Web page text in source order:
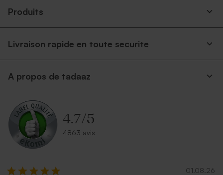
Produits
Livraison rapide en toute securite
A propos de tadaaz
4.7/5
4863 avis
01.08.26